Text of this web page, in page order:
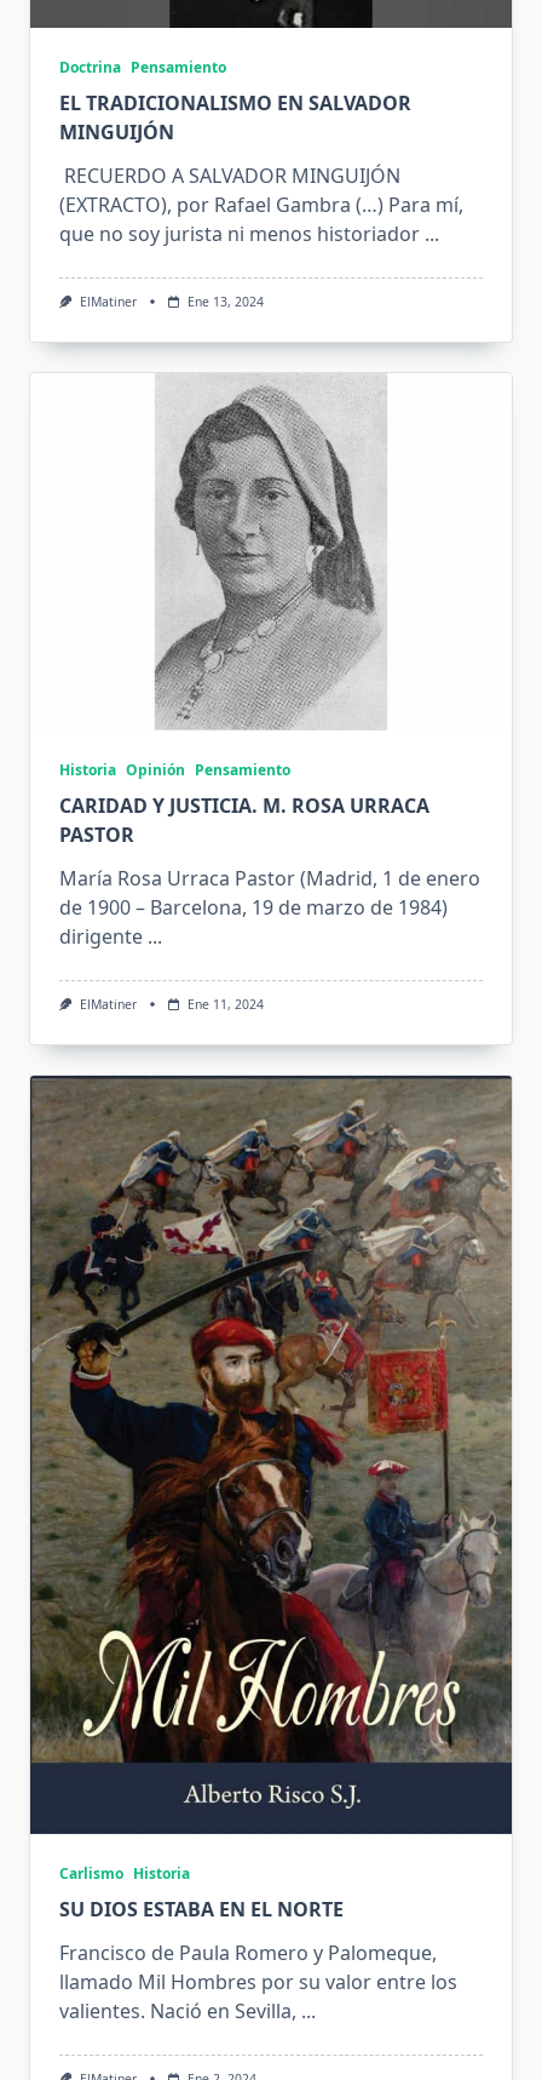
Doctrina Pensamiento
EL TRADICIONALISMO EN SALVADOR
MINGUIJÓN
RECUERDO A SALVADOR MINGUIJÓN
(EXTRACTO), por Rafael Gambra (…) Para mí,
que no soy jurista ni menos historiador ...
ElMatiner Ene 13, 2024
Historia Opinión Pensamiento
CARIDAD Y JUSTICIA. M. ROSA URRACA
PASTOR
María Rosa Urraca Pastor (Madrid, 1 de enero
de 1900 – Barcelona, 19 de marzo de 1984)
dirigente ...
ElMatiner Ene 11, 2024
Carlismo Historia
SU DIOS ESTABA EN EL NORTE
Francisco de Paula Romero y Palomeque,
llamado Mil Hombres por su valor entre los
valientes. Nació en Sevilla, ...